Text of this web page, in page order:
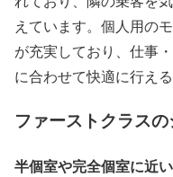
えています。個人用の
が充実しており、仕事
に合わせて快適に行え
ファーストクラス
半個室や完全個室に近